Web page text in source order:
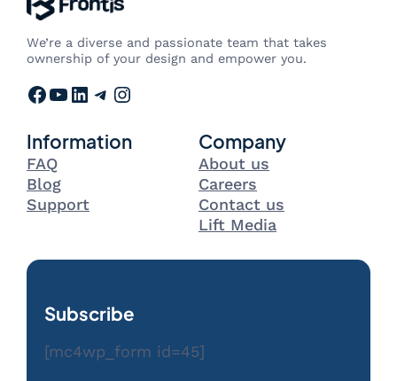
We’re a diverse and passionate team that takes
ownership of your design and empower you.
Facebook YouTube LinkedIn Telegram Instagram
Information
FAQ
Blog
Support
Company
About us
Careers
Contact us
Lift Media
Subscribe
[mc4wp_form id=45]